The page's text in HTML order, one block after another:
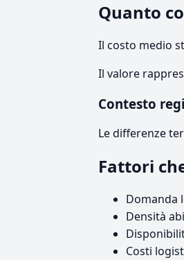
Quanto
Il costo medio
Il valore
Contesto
Le differenze
Fattori
Domanda
Densità
Costi